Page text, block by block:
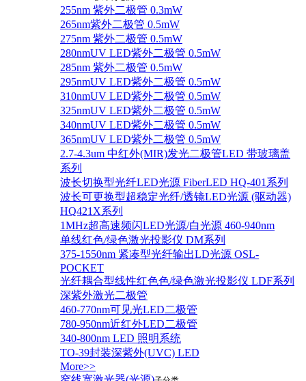
255nm 紫外二极管 0.3mW
265nm紫外二极管 0.5mW
275nm 紫外二极管 0.5mW
280nmUV LED紫外二极管 0.5mW
285nm 紫外二极管 0.5mW
295nmUV LED紫外二极管 0.5mW
310nmUV LED紫外二极管 0.5mW
325nmUV LED紫外二极管 0.5mW
340nmUV LED紫外二极管 0.5mW
365nmUV LED紫外二极管 0.5mW
2.7-4.3um 中红外(MIR)发光二极管LED 带玻璃盖
系列
波长切换型光纤LED光源 FiberLED HQ-401系列
波长可更换型超稳定光纤/透镜LED光源 (驱动器)
HQ421X系列
1MHz超高速频闪LED光源/白光源 460-940nm
单线红色/绿色激光投影仪 DM系列
375-1550nm 紧凑型光纤输出LD光源 OSL-
POCKET
光纤耦合型线性红色色/绿色激光投影仪 LDF系列
深紫外激光二极管
460-770nm可见光LED二极管
780-950nm近红外LED二极管
340-800nm LED 照明系统
TO-39封装深紫外(UVC) LED
More>>